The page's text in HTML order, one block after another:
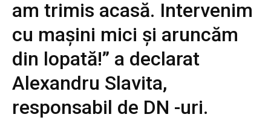
am trimis acasă. Intervenim
cu mașini mici și aruncăm
din lopată!” a declarat
Alexandru Slavita,
responsabil de DN -uri.